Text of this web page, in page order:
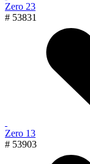
Zero 23
# 53831
Zero 13
# 53903